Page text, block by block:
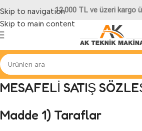
Skip to navigation
Skip to main content
12.000 TL ve üzeri kargo
MESAFELİ SATIŞ
Madde 1) Taraflar